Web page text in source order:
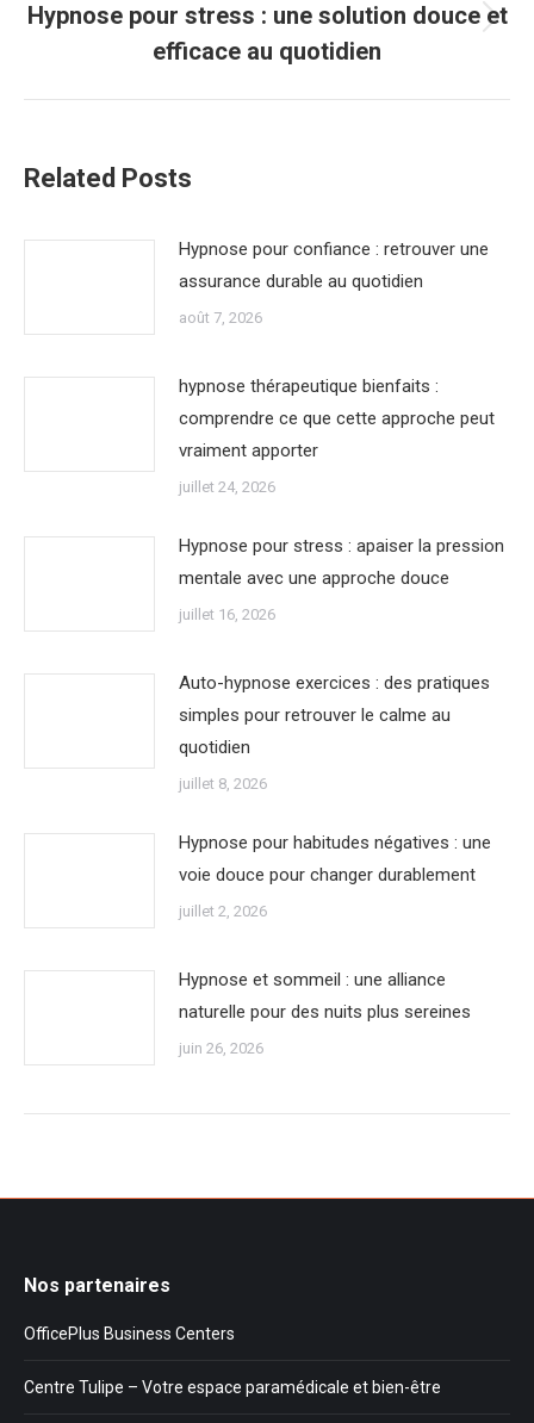
Article
suivant
:
Hypnose pour stress : une solution douce et
efficace au quotidien
Related Posts
Hypnose pour confiance : retrouver une
assurance durable au quotidien
août 7, 2026
hypnose thérapeutique bienfaits :
comprendre ce que cette approche peut
vraiment apporter
juillet 24, 2026
Hypnose pour stress : apaiser la pression
mentale avec une approche douce
juillet 16, 2026
Auto-hypnose exercices : des pratiques
simples pour retrouver le calme au
quotidien
juillet 8, 2026
Hypnose pour habitudes négatives : une
voie douce pour changer durablement
juillet 2, 2026
Hypnose et sommeil : une alliance
naturelle pour des nuits plus sereines
juin 26, 2026
Nos partenaires
OfficePlus Business Centers
Centre Tulipe – Votre espace paramédicale et bien-être